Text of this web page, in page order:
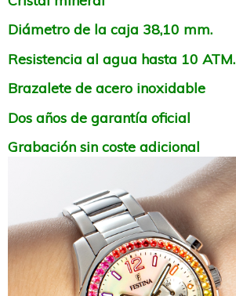
Diámetro de la caja 38,10 mm.
Resistencia al agua hasta 10 ATM.
Brazalete de acero inoxidable
Dos años de garantía oficial
Grabación sin coste adicional